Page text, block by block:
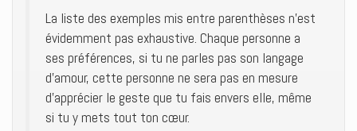
La liste des exemples mis entre parenthèses n’est
évidemment pas exhaustive. Chaque personne a
ses préférences, si tu ne parles pas son langage
d’amour, cette personne ne sera pas en mesure
d’apprécier le geste que tu fais envers elle, même
si tu y mets tout ton cœur.